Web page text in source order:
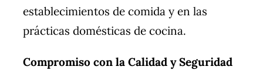
establecimientos de comida y en las
prácticas domésticas de cocina.
Compromiso con la Calidad y Seguridad